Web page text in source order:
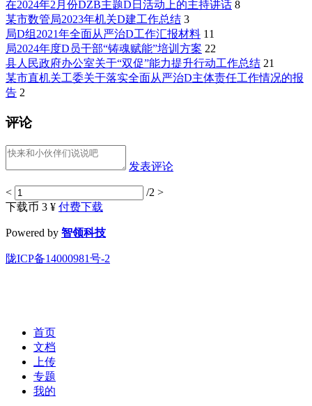
在2024年2月份DZB主题D日活动上的主持讲话 8
某市数管局2023年机关D建工作总结 3
局D组2021年全面从严治D工作汇报材料 11
局2024年度D员干部“铸魂赋能”培训方案 22
县人民政府办公室关于“双促”能力提升行动工作总结 21
某市直机关工委关于落实全面从严治D主体责任工作情况的报
告 2
评论
发表评论
< /2 >
下载币 3 ¥ 付费下载
Powered by 智领科技
陇ICP备14000981号-2
首页
文档
上传
专题
我的